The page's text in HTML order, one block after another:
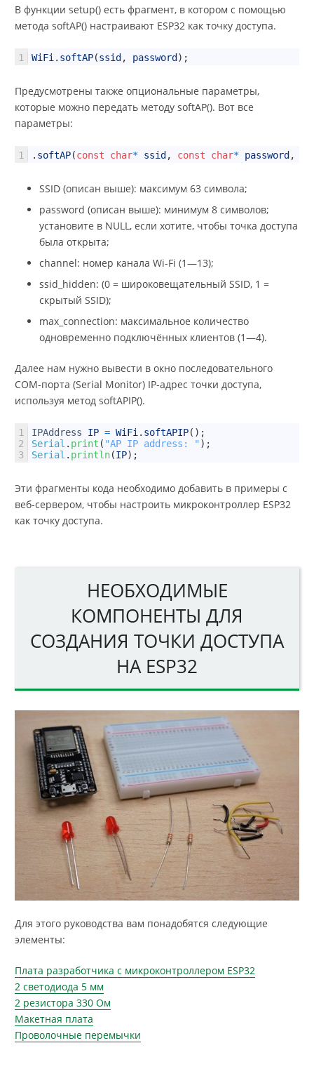
В функции setup() есть фрагмент, в котором с помощью
метода softAP() настраивают ESP32 как точку доступа.
1 WiFi . softAP(ssid , password ) ;
Предусмотрены также опциональные параметры,
которые можно передать методу softAP(). Вот все
параметры:
1 . softAP(const char* ssid , const char* password ,
SSID (описан выше): максимум 63 символа;
password (описан выше): минимум 8 символов;
установите в NULL, если хотите, чтобы точка доступа
была открыта;
channel: номер канала Wi-Fi (1—13);
ssid_hidden: (0 = широковещательный SSID, 1 =
скрытый SSID);
max_connection: максимальное количество
одновременно подключённых клиентов (1—4).
Далее нам нужно вывести в окно последовательного
COM-порта (Serial Monitor) IP-адрес точки доступа,
используя метод softAPIP().
1
2
3
IPAddress IP = WiFi . softAPIP( ) ;
Serial . print ( "AP IP address: " ) ;
Serial . println(IP) ;
Эти фрагменты кода необходимо добавить в примеры с
веб-сервером, чтобы настроить микроконтроллер ESP32
как точку доступа.
НЕОБХОДИМЫЕ
КОМПОНЕНТЫ ДЛЯ
СОЗДАНИЯ ТОЧКИ ДОСТУПА
НА ESP32
Для этого руководства вам понадобятся следующие
элементы:
Плата разработчика с микроконтроллером ESP32
2 светодиода 5 мм
2 резистора 330 Ом
Макетная плата
Проволочные перемычки